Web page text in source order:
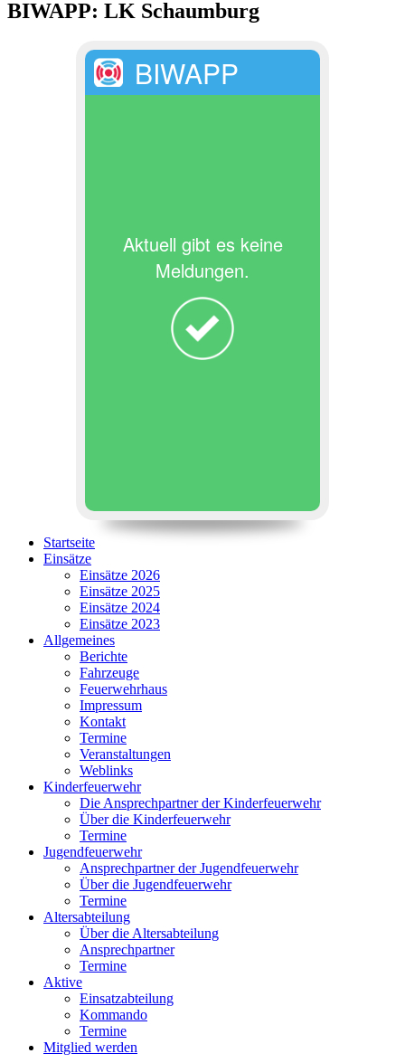
BIWAPP: LK Schaumburg
BIWAPP
Aktuell gibt es keine
Meldungen.
Startseite
Einsätze
Einsätze 2026
Einsätze 2025
Einsätze 2024
Einsätze 2023
Allgemeines
Berichte
Fahrzeuge
Feuerwehrhaus
Impressum
Kontakt
Termine
Veranstaltungen
Weblinks
Kinderfeuerwehr
Die Ansprechpartner der Kinderfeuerwehr
Über die Kinderfeuerwehr
Termine
Jugendfeuerwehr
Ansprechpartner der Jugendfeuerwehr
Über die Jugendfeuerwehr
Termine
Altersabteilung
Über die Altersabteilung
Ansprechpartner
Termine
Aktive
Einsatzabteilung
Kommando
Termine
Mitglied werden